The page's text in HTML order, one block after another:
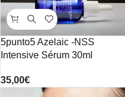
5punto5 Azelaic -NSS
Intensive Sérum 30ml
35,00€